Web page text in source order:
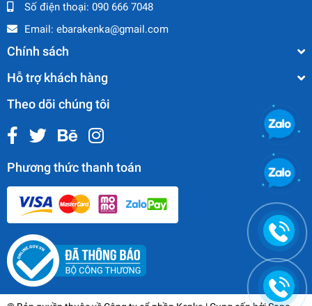
Số điện thoại: 090 666 7048
Email: ebarakenka@gmail.com
Chính sách
Hỗ trợ khách hàng
Theo dõi chúng tôi
Phương thức thanh toán